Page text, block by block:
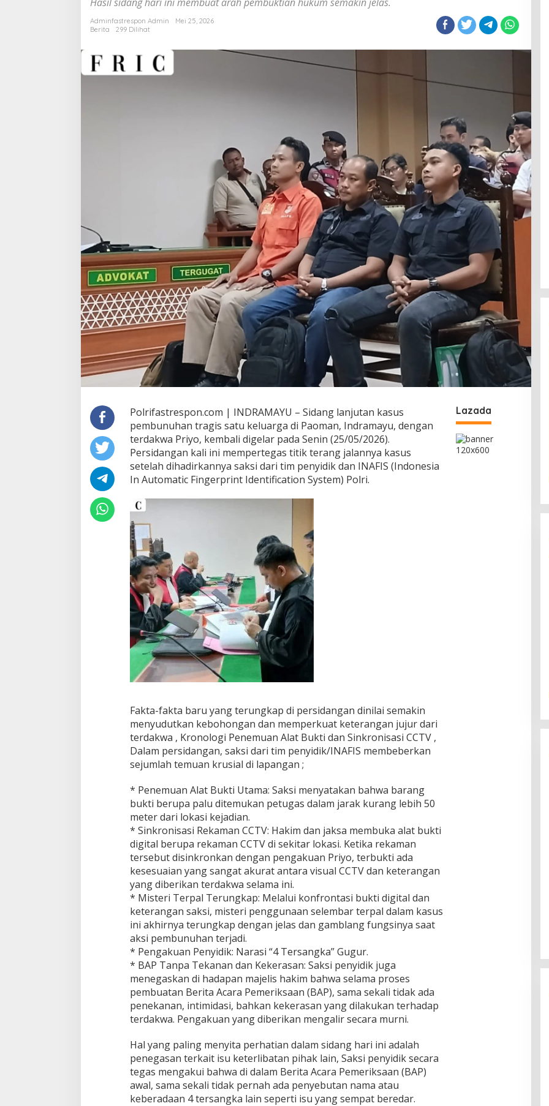
Sinkron,
Kebohongan
Adminfastrespon Admin
Mei 25, 2026
Berita
299 Dilihat
Polrifastrespon.com | INDRAMAYU – Sidang lanjutan kasus
pembunuhan tragis satu keluarga di Paoman, Indramayu, dengan
terdakwa Priyo, kembali digelar pada Senin (25/05/2026).
Persidangan kali ini mempertegas titik terang jalannya kasus
setelah dihadirkannya saksi dari tim penyidik dan INAFIS (Indonesia
In Automatic Fingerprint Identification System) Polri.
Fakta-fakta baru yang terungkap di persidangan dinilai semakin
menyudutkan kebohongan dan memperkuat keterangan jujur dari
terdakwa , Kronologi Penemuan Alat Bukti dan Sinkronisasi CCTV ,
Dalam persidangan, saksi dari tim penyidik/INAFIS membeberkan
sejumlah temuan krusial di lapangan ;
* Penemuan Alat Bukti Utama: Saksi menyatakan bahwa barang
bukti berupa palu ditemukan petugas dalam jarak kurang lebih 50
meter dari lokasi kejadian.
* Sinkronisasi Rekaman CCTV: Hakim dan jaksa membuka alat bukti
digital berupa rekaman CCTV di sekitar lokasi. Ketika rekaman
tersebut disinkronkan dengan pengakuan Priyo, terbukti ada
kesesuaian yang sangat akurat antara visual CCTV dan keterangan
yang diberikan terdakwa selama ini.
* Misteri Terpal Terungkap: Melalui konfrontasi bukti digital dan
keterangan saksi, misteri penggunaan selembar terpal dalam kasus
ini akhirnya terungkap dengan jelas dan gamblang fungsinya saat
aksi pembunuhan terjadi.
* Pengakuan Penyidik: Narasi “4 Tersangka” Gugur.
* BAP Tanpa Tekanan dan Kekerasan: Saksi penyidik juga
menegaskan di hadapan majelis hakim bahwa selama proses
pembuatan Berita Acara Pemeriksaan (BAP), sama sekali tidak ada
penekanan, intimidasi, bahkan kekerasan yang dilakukan terhadap
terdakwa. Pengakuan yang diberikan mengalir secara murni.
Hal yang paling menyita perhatian dalam sidang hari ini adalah
penegasan terkait isu keterlibatan pihak lain, Saksi penyidik secara
tegas mengakui bahwa di dalam Berita Acara Pemeriksaan (BAP)
awal, sama sekali tidak pernah ada penyebutan nama atau
keberadaan 4 tersangka lain seperti isu yang sempat beredar.
Lazada
Ingklut Penjelasan Agus Flores
Soal Kinerja Polri Di Hari
Bhayangkara ke 76
Di Politik, Polri | Juli 2, 2022